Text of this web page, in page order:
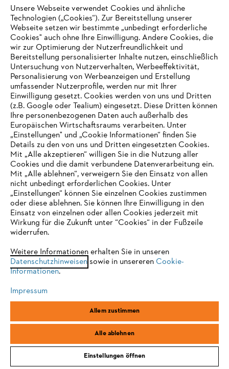
KOSTENLOSE LIEFERUNG AB 99€
LIEFERUNG NACH HAUSE ODER ZUM
FACHHANDEL VOR ORT
30 TAGE KOSTENLOSE RÜCKGABE
Zahlungsmöglichkeiten
Online Shop
IHR BROWSER WIRD NICHT
UNTERSTÜTZT
eine optimale Nutzung unserer Seite empfehlen wir Ihnen, zu
einem der folgenden Browser zu wechseln:
Firefox Chrome
Unsere Webseite verwendet Cookies und ähnliche
Technologien („Cookies“). Zur Bereitstellung unserer
Webseite setzen wir bestimmte „unbedingt erforderliche
Cookies" auch ohne Ihre Einwilligung. Andere Cookies, die
wir zur Optimierung der Nutzerfreundlichkeit und
Bereitstellung personalisierter Inhalte nutzen, einschließlich
Untersuchung von Nutzerverhalten, Werbeeffektivität,
Personalisierung von Werbeanzeigen und Erstellung
umfassender Nutzerprofile, werden nur mit Ihrer
Einwilligung gesetzt. Cookies werden von uns und Dritten
(z.B. Google oder Tealium) eingesetzt. Diese Dritten können
Ihre personenbezogenen Daten auch außerhalb des
Europäischen Wirtschaftsraums verarbeiten. Unter
„Einstellungen" und „Cookie Informationen“ finden Sie
Details zu den von uns und Dritten eingesetzten Cookies.
Mit „Alle akzeptieren“ willigen Sie in die Nutzung aller
Cookies und die damit verbundene Datenverarbeitung ein.
Mit „Alle ablehnen“, verweigern Sie den Einsatz von allen
nicht unbedingt erforderlichen Cookies. Unter
„Einstellungen“ können Sie einzelnen Cookies zustimmen
oder diese ablehnen. Sie können Ihre Einwilligung in den
Einsatz von einzelnen oder allen Cookies jederzeit mit
Wirkung für die Zukunft unter “Cookies“ in der Fußzeile
widerrufen.
Weitere Informationen erhalten Sie in unseren
Datenschutzhinweisensowie in unsereren Cookie-
Informationen.
Impressum
Allem zustimmen
Alle ablehnen
Einstellungen öffnen